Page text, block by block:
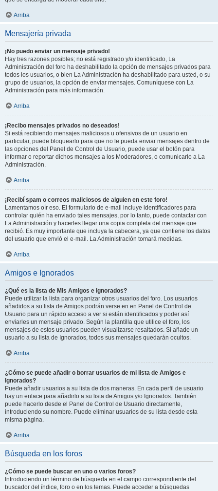
Arriba
Mensajería privada
¡No puedo enviar un mensaje privado!
Hay tres razones posibles; no está registrado y/o identificado, La
Administración del foro ha deshabilitado la opción de mensajes privados para
todos los usuarios, o bien La Administración ha deshabilitado para usted, o su
grupo de usuarios, la opción de enviar mensajes. Comuníquese con La
Administración para más información.
Arriba
¡Recibo mensajes privados no deseados!
Si está recibiendo mensajes maliciosos u ofensivos de un usuario en
particular, puede bloquearlo para que no le pueda enviar mensajes dentro de
las opciones del Panel de Control de Usuario, puede usar el botón para
informar o reportar dichos mensajes a los Moderadores, o comunicarlo a La
Administración.
Arriba
¡Recibí spam o correos maliciosos de alguien en este foro!
Lamentamos oír eso. El formulario de e-mail incluye identificadores para
controlar quién ha enviado tales mensajes, por lo tanto, puede contactar con
La Administración y hacerles llegar una copia completa del mensaje que
recibió. Es muy importante que incluya la cabecera, ya que contiene los datos
del usuario que envió el e-mail. La Administración tomará medidas.
Arriba
Amigos e Ignorados
¿Qué es la lista de Mis Amigos e Ignorados?
Puede utilizar la lista para organizar otros usuarios del foro. Los usuarios
añadidos a su lista de Amigos podrán verse en en Panel de Control de
Usuario para un rápido acceso a ver si están identificados y poder así
enviarles un mensaje privado. Según la plantilla que utilice el foro, los
mensajes de estos usuarios pueden visualizarse resaltados. Si añade un
usuario a su lista de Ignorados, todos sus mensajes quedarán ocultos.
Arriba
¿Cómo se puede añadir o borrar usuarios de mi lista de Amigos e
Ignorados?
Puede añadir usuarios a su lista de dos maneras. En cada perfil de usuario
hay un enlace para añadirlo a su lista de Amigos y/o Ignorados. También
puede hacerlo desde el Panel de Control de Usuario directamente,
introduciendo su nombre. Puede eliminar usuarios de su lista desde esta
misma página.
Arriba
Búsqueda en los foros
¿Cómo se puede buscar en uno o varios foros?
Introduciendo un término de búsqueda en el campo correspondiente del
buscador del índice, foro o en los temas. Puede acceder a búsquedas